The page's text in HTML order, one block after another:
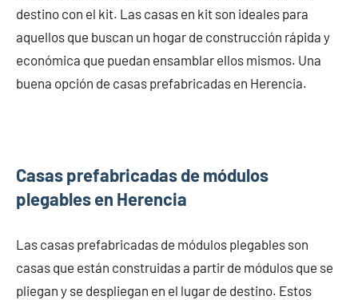
destino con el kit. Las casas en kit son ideales para
aquellos que buscan un hogar de construcción rápida y
económica que puedan ensamblar ellos mismos. Una
buena opción de casas prefabricadas en Herencia.
Casas prefabricadas de módulos
plegables en Herencia
Las casas prefabricadas de módulos plegables son
casas que están construidas a partir de módulos que se
pliegan y se despliegan en el lugar de destino. Estos